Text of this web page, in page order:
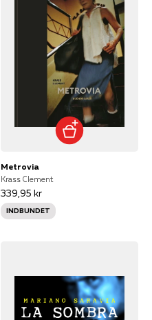
Metrovia
Krass Clement
339,95 kr
INDBUNDET